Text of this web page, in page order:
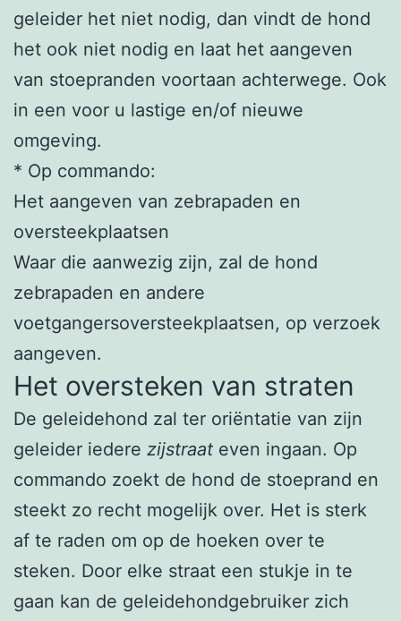
geleider het niet nodig, dan vindt de hond
het ook niet nodig en laat het aangeven
van stoepranden voortaan achterwege. Ook
in een voor u lastige en/of nieuwe
omgeving.
* Op commando:
Het aangeven van zebrapaden en
oversteekplaatsen
Waar die aanwezig zijn, zal de hond
zebrapaden en andere
voetgangersoversteekplaatsen, op verzoek
aangeven.
Het oversteken van straten
De geleidehond zal ter oriëntatie van zijn
geleider iedere zijstraat even ingaan. Op
commando zoekt de hond de stoeprand en
steekt zo recht mogelijk over. Het is sterk
af te raden om op de hoeken over te
steken. Door elke straat een stukje in te
gaan kan de geleidehondgebruiker zich